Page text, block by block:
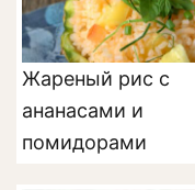
Жареный рис с
ананасами и
помидорами